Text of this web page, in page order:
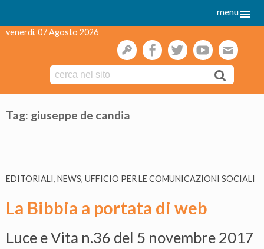
menu
venerdì, 07 Agosto 2026
gestionefacebooktwitteryoutube
to
Tag: giuseppe de candia
EDITORIALI, NEWS, UFFICIO PER LE COMUNICAZIONI SOCIALI
La Bibbia a portata di web
Luce e Vita n.36 del 5 novembre 2017